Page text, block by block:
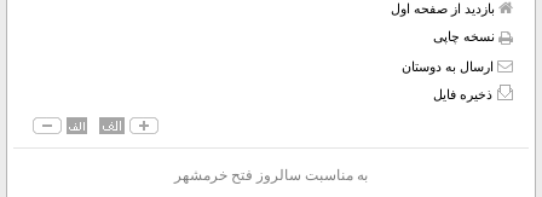
بازدید از صفحه اول
نسخه چاپی
ارسال به دوستان
ذخیره فایل
به مناسبت سالروز فتح خرمشهر